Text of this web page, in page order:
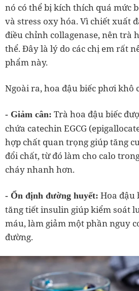
nó có thể bị kích thích quá mức
và stress oxy hóa. Vì chiết xuất
điều chỉnh collagenase, nên trà
thể. Đây là lý do các chị em rất
phẩm này.
Ngoài ra, hoa đậu biếc phơi khô
- Giảm cân: Trà hoa đậu biếc
chứa catechin EGCG
hợp chất quan trọng giúp tăng
đổi chất, từ đó làm cho calo
cháy nhanh hơn.
- Ổn định đường huyết: Hoa đậu
tăng tiết insulin giúp kiểm soát
máu, làm giảm một phần nguy
đường.